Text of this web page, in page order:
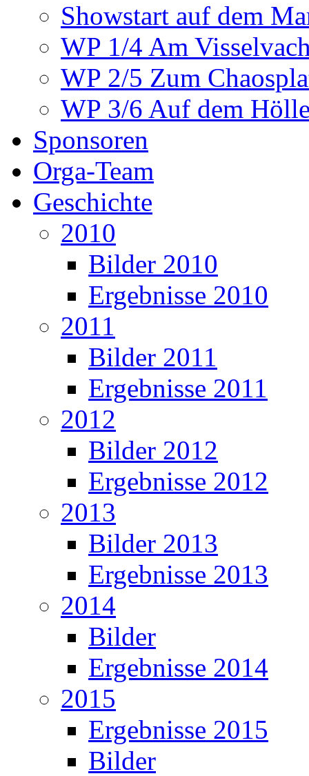
Showstart auf dem
WP 1/4 Am
WP 2/5 Zum
WP 3/6 Auf dem
Sponsoren
Orga-Team
Geschichte
2010
Bilder 2010
Ergebnisse 2010
2011
Bilder 2011
Ergebnisse 2011
2012
Bilder 2012
Ergebnisse 2012
2013
Bilder 2013
Ergebnisse 2013
2014
Bilder
Ergebnisse 2014
2015
Ergebnisse 2015
Bilder